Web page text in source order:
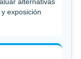
alternativas
exposición